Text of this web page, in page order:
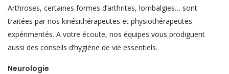
Arthroses, certaines formes d’arthrites, lombalgies… sont
traitées par nos kinésithérapeutes et physiothérapeutes
expérimentés. A votre écoute, nos équipes vous prodiguent
aussi des conseils d’hygiène de vie essentiels.
Neurologie